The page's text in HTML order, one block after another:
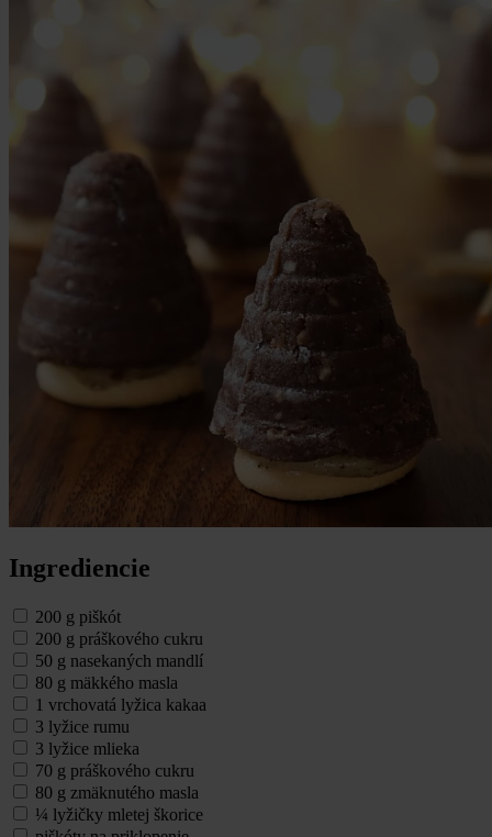
Ingrediencie
200 g piškót
200 g práškového cukru
50 g nasekaných mandlí
80 g mäkkého masla
1 vrchovatá lyžica kakaa
3 lyžice rumu
3 lyžice mlieka
70 g práškového cukru
80 g zmäknutého masla
¼ lyžičky mletej škorice